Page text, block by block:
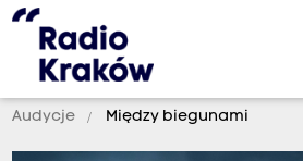
Audycje Między biegunami